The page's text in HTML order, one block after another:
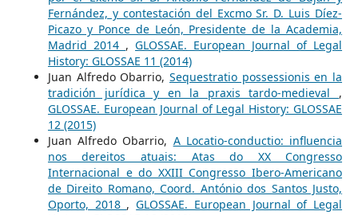
Fernández, y contestación del Excmo Sr. D. Luis Díez-
Picazo y Ponce de León, Presidente de la Academia,
Madrid 2014 ,GLOSSAE. European Journal of Legal
History: GLOSSAE 11 (2014)
Juan Alfredo Obarrio, Sequestratio possessionis en la
tradición jurídica y en la praxis tardo-medieval ,
GLOSSAE. European Journal of Legal History: GLOSSAE
12 (2015)
Juan Alfredo Obarrio, A Locatio-conductio: influencia
nos dereitos atuais: Atas do XX Congresso
Internacional e do XXIII Congresso Ibero-Americano
de Direito Romano, Coord. António dos Santos Justo,
Oporto, 2018 ,GLOSSAE. European Journal of Legal